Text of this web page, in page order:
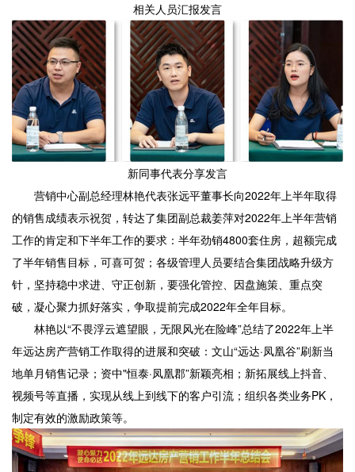
相关人员汇报发言
新同事代表分享发言
营销中心副总经理林艳代表张远平董事长向2022年上半年取得
的销售成绩表示祝贺，转达了集团副总裁姜萍对2022年上半年营销
工作的肯定和下半年工作的要求：半年劲销4800套住房，超额完成
了半年销售目标，可喜可贺；各级管理人员要结合集团战略升级方
针，坚持稳中求进、守正创新，要强化管控、因盘施策、重点突
破，凝心聚力抓好落实，争取提前完成2022年全年目标。
林艳以“不畏浮云遮望眼，无限风光在险峰”总结了2022年上半
年远达房产营销工作取得的进展和突破：文山“远达·凤凰谷”刷新当
地单月销售记录；资中"恒泰·凤凰郡”新颖亮相；新拓展线上抖音、
视频号等直播，实现从线上到线下的客户引流；组织各类业务PK，
制定有效的激励政策等。